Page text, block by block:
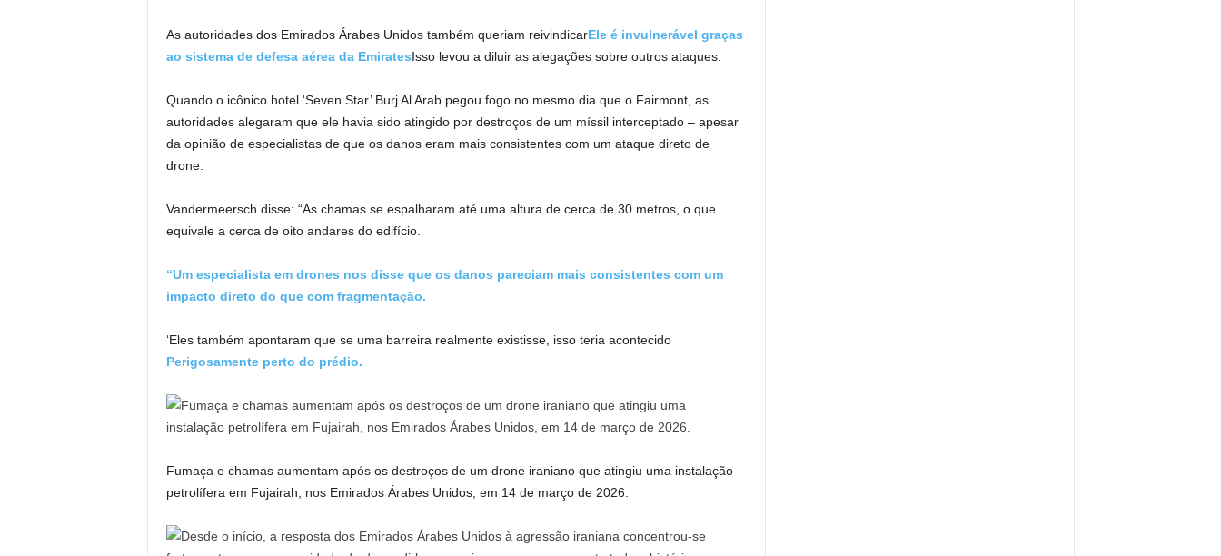
As autoridades dos Emirados Árabes Unidos também queriam reivindicarEle é invulnerável graças
ao sistema de defesa aérea da EmiratesIsso levou a diluir as alegações sobre outros ataques.
Quando o icônico hotel ‘Seven Star’ Burj Al Arab pegou fogo no mesmo dia que o Fairmont, as
autoridades alegaram que ele havia sido atingido por destroços de um míssil interceptado – apesar
da opinião de especialistas de que os danos eram mais consistentes com um ataque direto de
drone.
Vandermeersch disse: “As chamas se espalharam até uma altura de cerca de 30 metros, o que
equivale a cerca de oito andares do edifício.
“Um especialista em drones nos disse que os danos pareciam mais consistentes com um
impacto direto do que com fragmentação.
‘Eles também apontaram que se uma barreira realmente existisse, isso teria acontecido
Perigosamente perto do prédio.
Fumaça e chamas aumentam após os destroços de um drone iraniano que atingiu uma instalação
petrolífera em Fujairah, nos Emirados Árabes Unidos, em 14 de março de 2026.